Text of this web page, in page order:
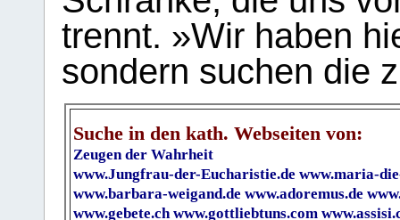
trennt. »Wir haben
sondern suchen die
Suche in den kath. Webseiten von:
Zeugen der Wahrheit
www.Jungfrau-der-Eucharistie.de www.maria-
www.barbara-weigand.de www.adoremus.de
www.gebete.ch www.gottliebtuns.com